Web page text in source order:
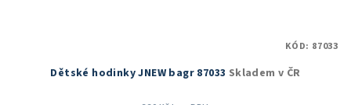
Dětské hodinky JNEW bagr 87033 Skladem v ČR
KÓD: 87033